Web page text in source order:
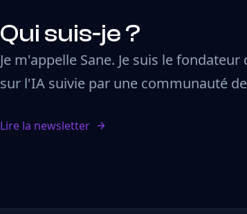
Qui suis-je ?
Je m'appelle Sane. Je suis le
sur l'IA suivie par une communauté
Lire la newsletter